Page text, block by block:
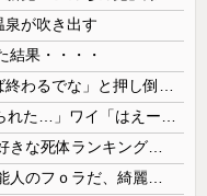
泉が吹き出す
結果・・・・